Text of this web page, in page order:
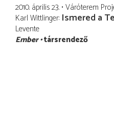
2010. április 23. Váróterem
Karl Wittlinger Ismered a
Levente
Ember társrendező